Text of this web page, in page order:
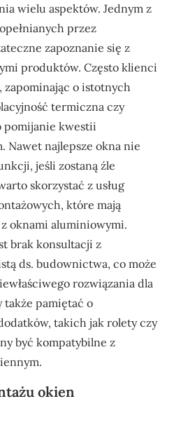
wielu aspektów. Jednym z
przez
zapoznanie się z
produktów. Często klienci
o istotnych
termiczna czy
pomijanie kwestii
Nawet najlepsze okna nie
jeśli zostaną źle
skorzystać z usług
które mają
oknami aluminiowymi.
brak konsultacji z
ds. budownictwa, co może
rozwiązania dla
także pamiętać o
takich jak rolety czy
być kompatybilne z
okien